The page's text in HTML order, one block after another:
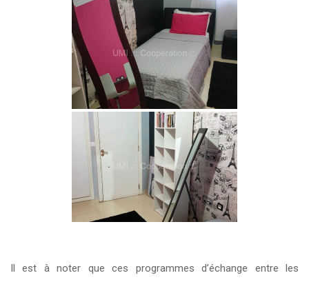
Il est à noter que ces programmes d’échange entre les